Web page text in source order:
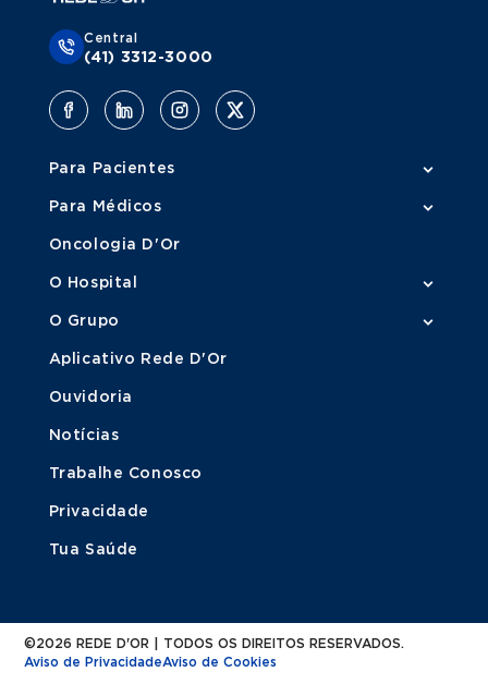
Central
(41) 3312-3000
Para Pacientes
Para Médicos
Oncologia D'Or
O Hospital
O Grupo
Aplicativo Rede D'Or
Ouvidoria
Notícias
Trabalhe Conosco
Privacidade
Tua Saúde
©2026 REDE D'OR | TODOS OS DIREITOS RESERVADOS.
Aviso de PrivacidadeAviso de Cookies